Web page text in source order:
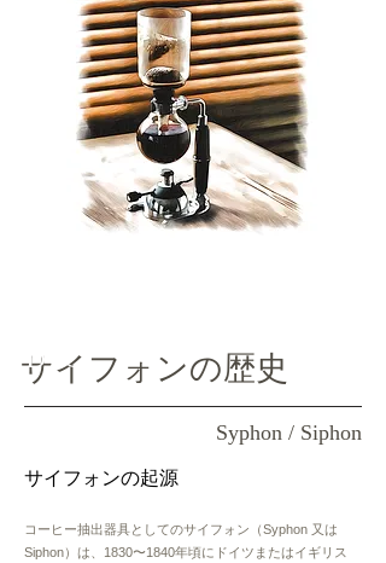
サイフォンの歴史
BIO
Syphon / Siphon
サイフォンの起源
コーヒー抽出器具としてのサイフォン（Syphon 又は
Siphon）は、1830〜1840年頃にドイツまたはイギリス